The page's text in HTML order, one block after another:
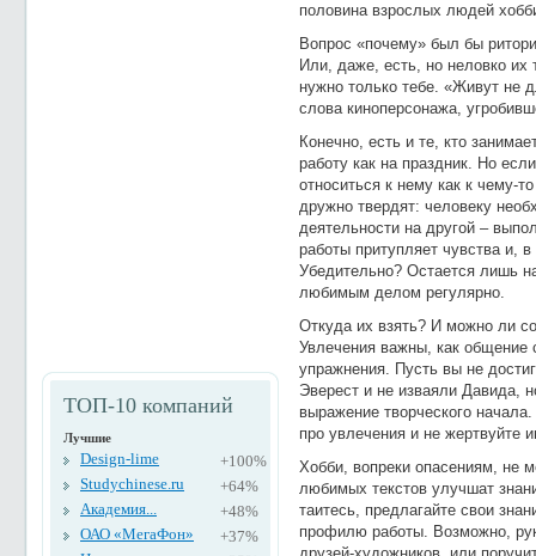
ТОП-10 компаний
Лучшие
Design-lime
+100%
Studychinese.ru
+64%
Академия...
+48%
ОАО «МегаФон»
+37%
половина взрослых людей
Вопрос «почему» был бы
Или, даже, есть, но неловко их
нужно только тебе. «Живут не
слова киноперсонажа,
Конечно, есть и те, кто
работу как на праздник. Но
относиться к нему как к чему-
дружно твердят: человеку
деятельности на другой –
работы притупляет чувства и,
Убедительно? Остается лишь
любимым делом регулярно.
Откуда их взять? И можно ли
Увлечения важны, как общение
упражнения. Пусть вы не
Эверест и не изваяли Давида,
выражение творческого
про увлечения и не жертвуйте
Хобби, вопреки опасениям, не
любимых текстов улучшат
таитесь, предлагайте свои
профилю работы. Возможно,